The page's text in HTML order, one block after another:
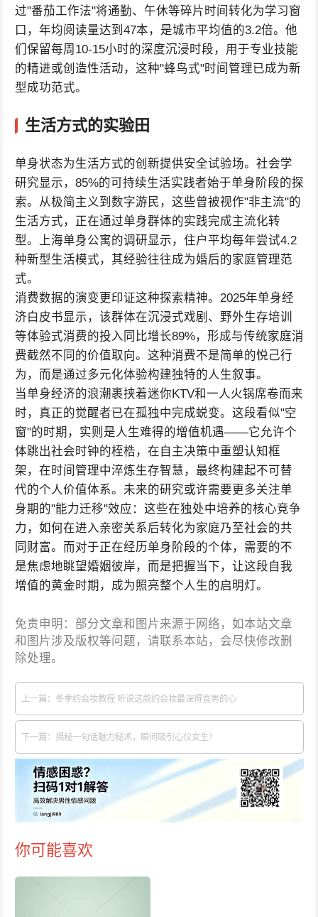
过"番茄工作法"将通勤、午休等碎片时间转化为学习窗
口，年均阅读量达到47本，是城市平均值的3.2倍。他
们保留每周10-15小时的深度沉浸时段，用于专业技能
的精进或创造性活动，这种"蜂鸟式"时间管理已成为新
型成功范式。
生活方式的实验田
单身状态为生活方式的创新提供安全试验场。社会学
研究显示，85%的可持续生活实践者始于单身阶段的探
索。从极简主义到数字游民，这些曾被视作"非主流"的
生活方式，正在通过单身群体的实践完成主流化转
型。上海单身公寓的调研显示，住户平均每年尝试4.2
种新型生活模式，其经验往往成为婚后的家庭管理范
式。
消费数据的演变更印证这种探索精神。2025年单身经
济白皮书显示，该群体在沉浸式戏剧、野外生存培训
等体验式消费的投入同比增长89%，形成与传统家庭消
费截然不同的价值取向。这种消费不是简单的悦己行
为，而是通过多元化体验构建独特的人生叙事。
当单身经济的浪潮裹挟着迷你KTV和一人火锅席卷而来
时，真正的觉醒者已在孤独中完成蜕变。这段看似"空
窗"的时期，实则是人生难得的增值机遇——它允许个
体跳出社会时钟的桎梏，在自主决策中重塑认知框
架，在时间管理中淬炼生存智慧，最终构建起不可替
代的个人价值体系。未来的研究或许需要更多关注单
身期的"能力迁移"效应：这些在独处中培养的核心竞争
力，如何在进入亲密关系后转化为家庭乃至社会的共
同财富。而对于正在经历单身阶段的个体，需要的不
是焦虑地眺望婚姻彼岸，而是把握当下，让这段自我
增值的黄金时期，成为照亮整个人生的启明灯。
免责申明：部分文章和图片来源于网络，如本站文章
和图片涉及版权等问题，请联系本站，会尽快修改删
除处理。
上一篇：冬季约会妆教程 听说这款约会妆最深得直男的心
下一篇：揭秘一句话魅力秘术，瞬间吸引心仪女生！
你可能喜欢